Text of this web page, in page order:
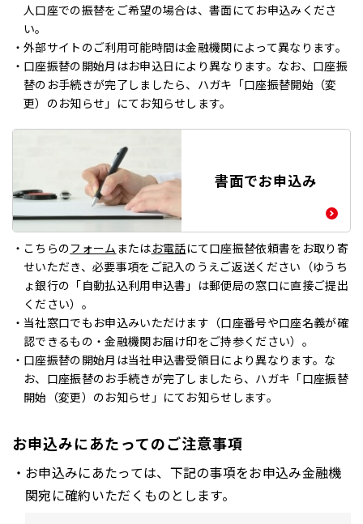
人口座での振替をご希望の場合は、書面にてお申込みくださ
い。
外部サイトのご利用可能時間は金融機関によって異なります。
口座振替の開始月はお申込日により異なります。なお、口座振
替のお手続きが完了しましたら、ハガキ「口座振替開始（変
更）のお知らせ」にてお知らせします。
書面でお申込み
こちらのフォーム またはお電話にて口座振替依頼書をお取り寄
せいただき、必要事項をご記入のうえご返送ください（ゆうち
ょ銀行の「自動払込利用申込書」は郵便局の窓口に直接ご提出
ください）。
当社窓口でもお申込みいただけます（口座番号や口座名義が確
認できるもの・金融機関お届け印をご持参ください）。
口座振替の開始月は当社申込書受領日により異なります。な
お、口座振替のお手続きが完了しましたら、ハガキ「口座振替
開始（変更）のお知らせ」にてお知らせします。
お申込みにあたってのご注意事項
お申込みにあたっては、下記の事項をお申込み金融機
関宛に確約いただくものとします。